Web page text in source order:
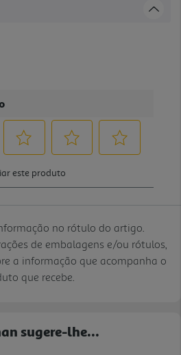
no rótulo do artigo.
de embalagens e/ou rótulos,
a informação que acompanha o
que recebe.
sugere-lhe...